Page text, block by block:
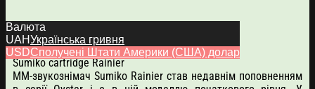
Опис
Sumiko cartridge Rainier
ММ-звукознімач Sumiko Rainier став недавнім поповненням
Валюта
UAHУкраїнська гривня
USDСполучені Штати Америки (США) долар